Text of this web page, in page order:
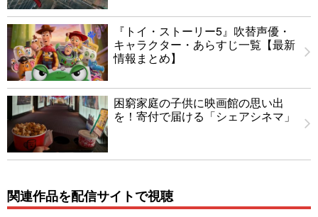
『トイ・ストーリー5』吹替声優・
キャラクター・あらすじ一覧【最新
情報まとめ】
困窮家庭の子供に映画館の思い出
を！寄付で届ける「シェアシネマ」
関連作品を配信サイトで視聴